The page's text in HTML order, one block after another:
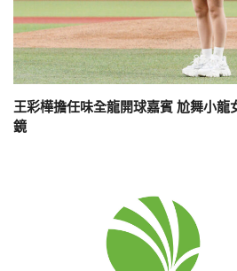
王彩樺擔任味全龍開球嘉賓 尬舞小龍
鏡